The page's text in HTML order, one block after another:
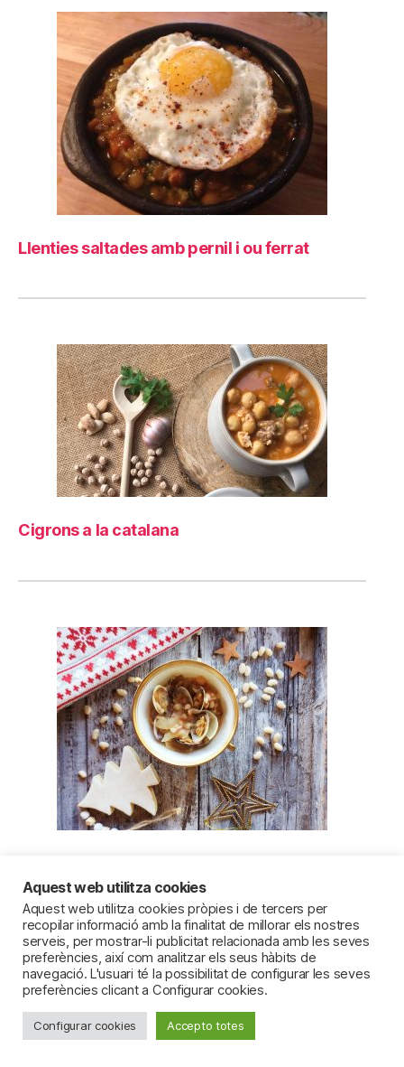
Llenties saltades amb pernil i ou ferrat
Cigrons a la catalana
Aquest web utilitza cookies
Aquest web utilitza cookies pròpies i de tercers per
recopilar informació amb la finalitat de millorar els nostres
serveis, per mostrar-li publicitat relacionada amb les seves
preferències, així com analitzar els seus hàbits de
navegació. L'usuari té la possibilitat de configurar les seves
preferències clicant a Configurar cookies.
Configurar cookies Accepto totes